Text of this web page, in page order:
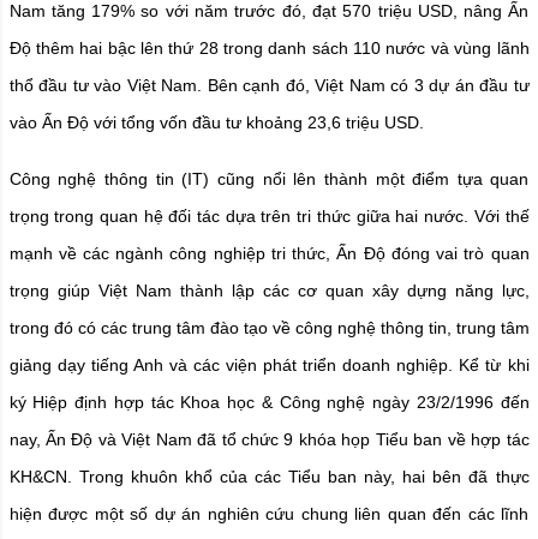
Nam tăng 179% so với năm trước đó, đạt 570 triệu USD, nâng Ấn
Độ thêm hai bậc lên thứ 28 trong danh sách 110 nước và vùng lãnh
thổ đầu tư vào Việt Nam. Bên cạnh đó, Việt Nam có 3 dự án đầu tư
vào Ấn Độ với tổng vốn đầu tư khoảng 23,6 triệu USD.
Công nghệ thông tin (IT) cũng nổi lên thành một điểm tựa quan
trọng trong quan hệ đối tác dựa trên tri thức giữa hai nước. Với thế
mạnh về các ngành công nghiệp tri thức, Ấn Độ đóng vai trò quan
trọng giúp Việt Nam thành lập các cơ quan xây dựng năng lực,
trong đó có các trung tâm đào tạo về công nghệ thông tin, trung tâm
giảng dạy tiếng Anh và các viện phát triển doanh nghiệp. Kể từ khi
ký Hiệp định hợp tác Khoa học & Công nghệ ngày 23/2/1996 đến
nay, Ấn Độ và Việt Nam đã tổ chức 9 khóa họp Tiểu ban về hợp tác
KH&CN. Trong khuôn khổ của các Tiểu ban này, hai bên đã thực
hiện được một số dự án nghiên cứu chung liên quan đến các lĩnh